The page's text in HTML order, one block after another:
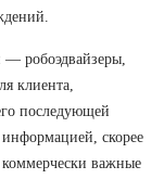
робоэдвайзеры,
клиента,
последующей
скорее
важные